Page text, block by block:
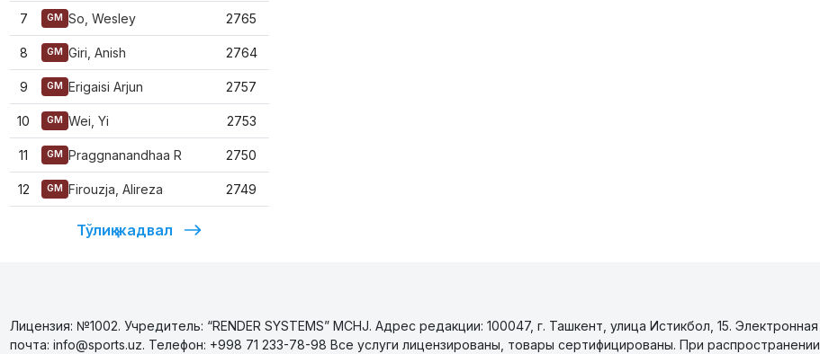
7 GM So, Wesley 2765
8 GM Giri, Anish 2764
9 GM Erigaisi Arjun 2757
10 GM Wei, Yi 2753
11 GM Praggnanandhaa R 2750
12 GM Firouzja, Alireza 2749
Тўлиқ жадвал
Лицензия: №1002. Учредитель: “RENDER SYSTEMS” MCHJ. Адрес редакции: 100047, г. Ташкент, улица Истикбол, 15. Электронная
почта: info@sports.uz. Телефон: +998 71 233-78-98 Все услуги лицензированы, товары сертифицированы. При распространении